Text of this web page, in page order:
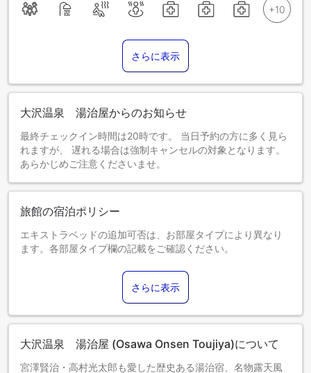
さらに表示
大沢温泉 湯治屋からのお知らせ
最終チェックイン時間は20時です。 当日予約の方に多く見ら
れますが、 遅れる場合は強制キャンセルの対象となります。
あらかじめご注意くださいませ。
旅館の宿泊ポリシー
エキストラベッドの追加可否は、お部屋タイプにより異なり
ます。各部屋タイプ欄の記載をご確認ください。
さらに表示
大沢温泉 湯治屋 (Osawa Onsen Toujiya)について
宮澤賢治・高村光太郎も愛した歴史ある湯治宿、名物露天風